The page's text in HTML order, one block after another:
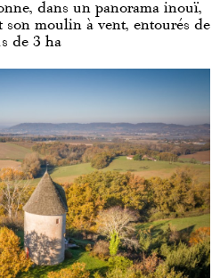
dans un panorama inouï,
son moulin à vent, entourés de
de 3 ha